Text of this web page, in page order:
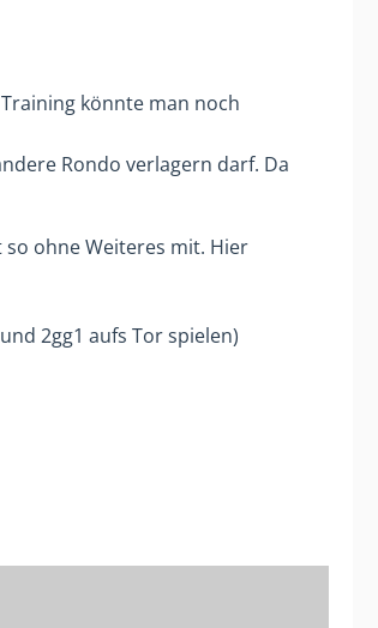
könnte man noch
Rondo verlagern darf. Da
ohne Weiteres mit. Hier
2gg1 aufs Tor spielen)